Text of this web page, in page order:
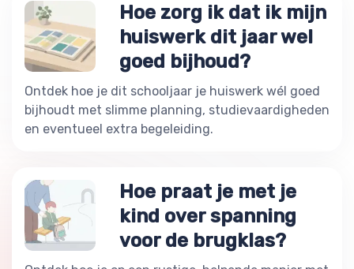
Hoe zorg ik dat ik mijn
huiswerk dit jaar wel
goed bijhoud?
Ontdek hoe je dit schooljaar je huiswerk wél goed
bijhoudt met slimme planning, studievaardigheden
en eventueel extra begeleiding.
Hoe praat je met je
kind over spanning
voor de brugklas?